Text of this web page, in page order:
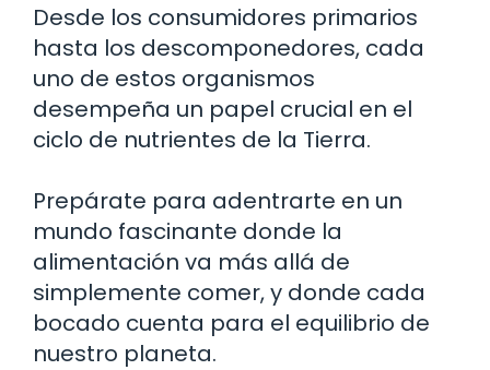
Desde los consumidores primarios
hasta los descomponedores, cada
uno de estos organismos
desempeña un papel crucial en el
ciclo de nutrientes de la Tierra.
Prepárate para adentrarte en un
mundo fascinante donde la
alimentación va más allá de
simplemente comer, y donde cada
bocado cuenta para el equilibrio de
nuestro planeta.